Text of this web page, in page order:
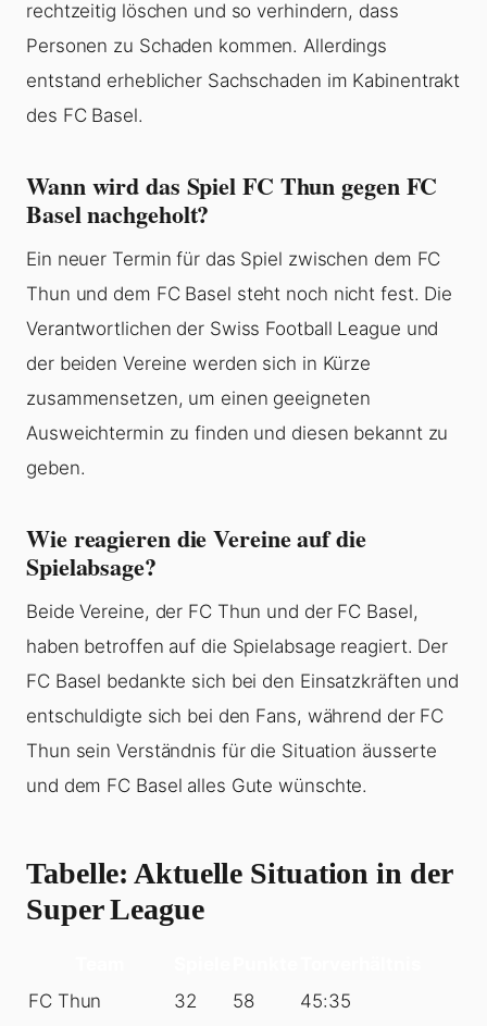
rechtzeitig löschen und so verhindern, dass
Personen zu Schaden kommen. Allerdings
entstand erheblicher Sachschaden im Kabinentrakt
des FC Basel.
Wann wird das Spiel FC Thun gegen FC
Basel nachgeholt?
Ein neuer Termin für das Spiel zwischen dem FC
Thun und dem FC Basel steht noch nicht fest. Die
Verantwortlichen der Swiss Football League und
der beiden Vereine werden sich in Kürze
zusammensetzen, um einen geeigneten
Ausweichtermin zu finden und diesen bekannt zu
geben.
Wie reagieren die Vereine auf die
Spielabsage?
Beide Vereine, der FC Thun und der FC Basel,
haben betroffen auf die Spielabsage reagiert. Der
FC Basel bedankte sich bei den Einsatzkräften und
entschuldigte sich bei den Fans, während der FC
Thun sein Verständnis für die Situation äusserte
und dem FC Basel alles Gute wünschte.
Tabelle: Aktuelle Situation in der
Super League
FC Thun
32 58
45:35